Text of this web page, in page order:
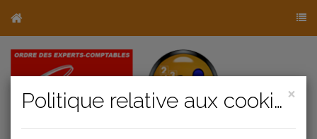
×
Politique relative aux cookies